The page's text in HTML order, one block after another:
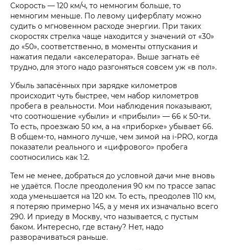
Скорость — 120 км/ч, то немногим больше, то
немногим меньше. По левому циферблату можно
судить о мгновенном расходе энергии. При таких
скоростях стрелка чаще находится у значений от «30»
до «50», соответственно, в моменты отпускания и
нажатия педали «акселератора». Выше загнать её
трудно, для этого надо разгоняться совсем уж «в пол».
Убыль запасённых при зарядке километров
происходит чуть быстрее, чем набор километров
пробега в реальности. Мои наблюдения показывают,
что соотношение «убыли» и «прибыли» — 66 к 50-ти.
То есть, проезжаю 50 км, а на «приборке» убывает 66.
В общем-то, намного лучше, чем зимой на i‑PRO, когда
показатели реального и «цифрового» пробега
соотносились как 1:2.
Тем не менее, добраться до условной дачи мне вновь
не удаётся. После преодоления 90 км по трассе запас
хода уменьшается на 120 км. То есть, преодолев 110 км,
я потеряю примерно 145, а у меня их изначально всего
290. И приеду в Москву, что называется, с пустым
баком. Интересно, где встану? Нет, надо
разворачиваться раньше.